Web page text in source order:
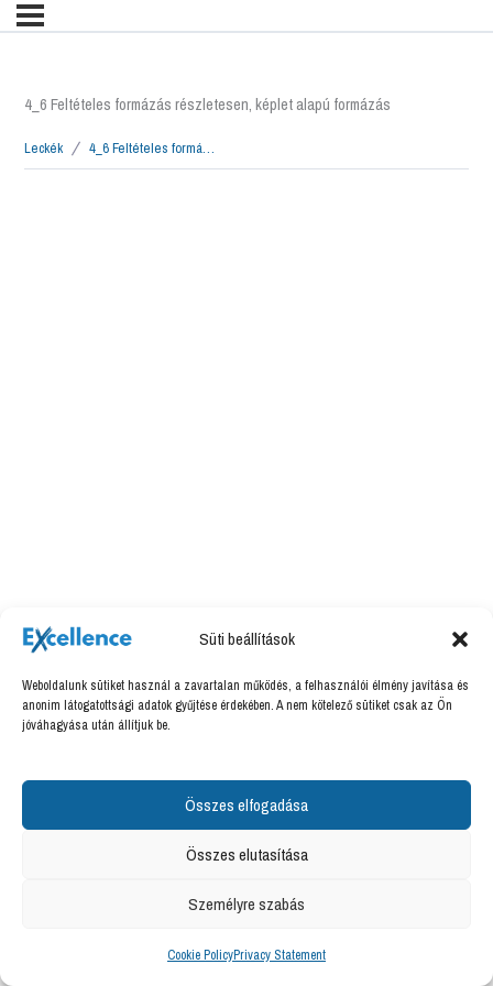
Süti beállítások
Weboldalunk sütiket használ a zavartalan működés, a felhasználói élmény javítása és
anonim látogatottsági adatok gyűjtése érdekében. A nem kötelező sütiket csak az Ön
jóváhagyása után állítjuk be.
Összes elfogadása
Összes elutasítása
Személyre szabás
Cookie PolicyPrivacy Statement
4_6 Feltételes formázás részletesen, képlet alapú formázás
Leckék 4_6 Feltételes formázás részletesen, képlet alapú formázás